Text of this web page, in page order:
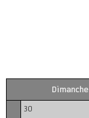
Dimanche
30